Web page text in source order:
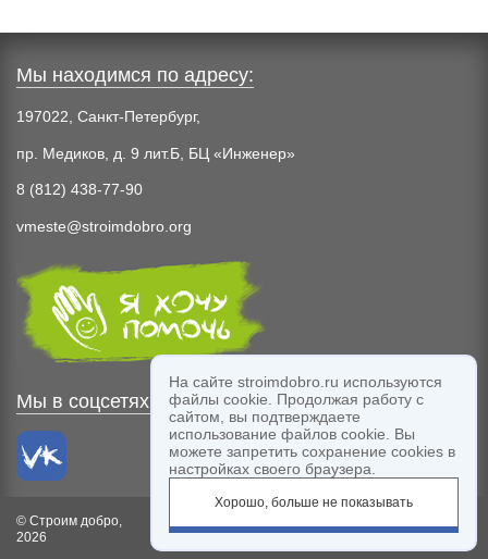
Мы находимся по адресу:
197022, Санкт-Петербург,
пр. Медиков, д. 9 лит.Б, БЦ «Инженер»
8 (812) 438-77-90
vmeste@stroimdobro.org
Мы в соцсетях:
© Строим добро,
2026
сайта
На сайте stroimdobro.ru используются
файлы cookie. Продолжая работу с
сайтом, вы подтверждаете
использование файлов cookie. Вы
можете запретить сохранение cookies в
настройках своего браузера.
Хорошо, больше не показывать